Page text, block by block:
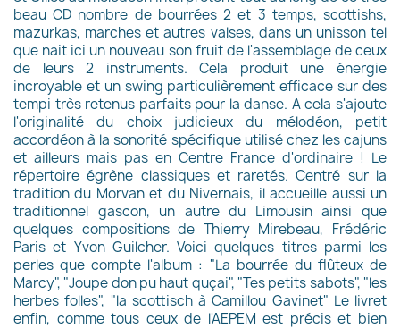
beau CD nombre de bourrées 2 et 3 temps, scottishs,
mazurkas, marches et autres valses, dans un unisson tel
que nait ici un nouveau son fruit de l'assemblage de ceux
de leurs 2 instruments. Cela produit une énergie
incroyable et un swing particulièrement efficace sur des
tempi très retenus parfaits pour la danse. A cela s'ajoute
l'originalité du choix judicieux du mélodéon, petit
accordéon à la sonorité spécifique utilisé chez les cajuns
et ailleurs mais pas en Centre France d'ordinaire ! Le
répertoire égrène classiques et raretés. Centré sur la
tradition du Morvan et du Nivernais, il accueille aussi un
traditionnel gascon, un autre du Limousin ainsi que
quelques compositions de Thierry Mirebeau, Frédéric
Paris et Yvon Guilcher. Voici quelques titres parmi les
perles que compte l'album : "La bourrée du flûteux de
Marcy", "Joupe don pu haut quçai", "Tes petits sabots", "les
herbes folles", "la scottisch à Camillou Gavinet" Le livret
enfin, comme tous ceux de l'AEPEM est précis et bien